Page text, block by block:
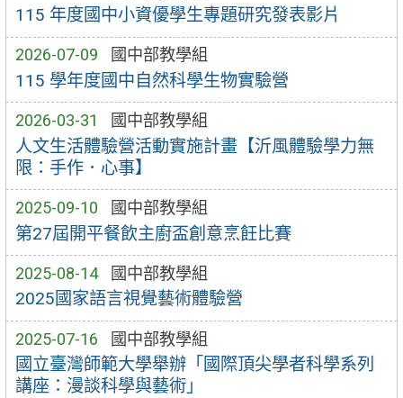
115 年度國中小資優學生專題研究發表影片
2026-07-09 國中部教學組
115 學年度國中自然科學生物實驗營
2026-03-31 國中部教學組
人文生活體驗營活動實施計畫【沂風體驗學力無
限：手作．心事】
2025-09-10 國中部教學組
第27屆開平餐飲主廚盃創意烹飪比賽
2025-08-14 國中部教學組
2025國家語言視覺藝術體驗營
2025-07-16 國中部教學組
國立臺灣師範大學舉辦「國際頂尖學者科學系列
講座：漫談科學與藝術」